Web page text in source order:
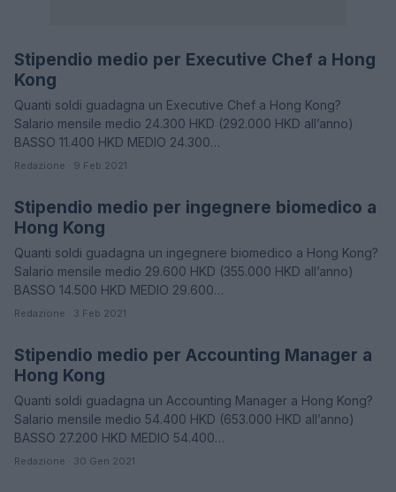
STIPENDI
Stipendio medio per Executive Chef a Hong
Kong
Quanti soldi guadagna un Executive Chef a Hong Kong?
Salario mensile medio 24.300 HKD (292.000 HKD all’anno)
BASSO 11.400 HKD MEDIO 24.300…
Redazione · 9 Feb 2021
STIPENDI
Stipendio medio per ingegnere biomedico a
Hong Kong
Quanti soldi guadagna un ingegnere biomedico a Hong Kong?
Salario mensile medio 29.600 HKD (355.000 HKD all’anno)
BASSO 14.500 HKD MEDIO 29.600…
Redazione · 3 Feb 2021
STIPENDI
Stipendio medio per Accounting Manager a
Hong Kong
Quanti soldi guadagna un Accounting Manager a Hong Kong?
Salario mensile medio 54.400 HKD (653.000 HKD all’anno)
BASSO 27.200 HKD MEDIO 54.400…
Redazione · 30 Gen 2021